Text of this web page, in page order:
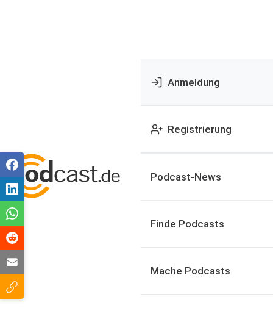
Anmeldung
Registrierung
Podcast-News
Finde Podcasts
Mache Podcasts